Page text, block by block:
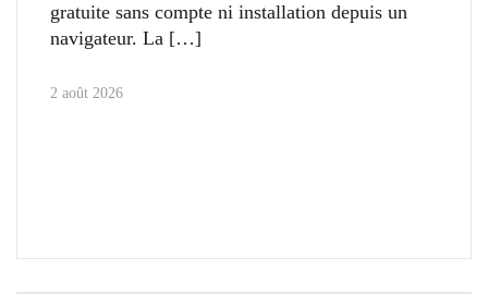
gratuite sans compte ni installation depuis un
navigateur. La
2 août 2026